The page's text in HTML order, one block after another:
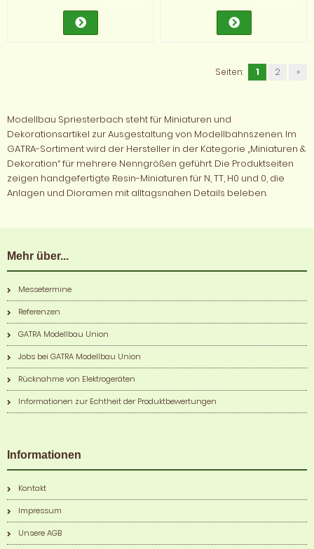
Seiten: 1 2 »
Modellbau Spriesterbach steht für Miniaturen und
Dekorationsartikel zur Ausgestaltung von Modellbahnszenen. Im
GATRA-Sortiment wird der Hersteller in der Kategorie „Miniaturen &
Dekoration“ für mehrere Nenngrößen geführt. Die Produktseiten
zeigen handgefertigte Resin-Miniaturen für N, TT, H0 und 0, die
Anlagen und Dioramen mit alltagsnahen Details beleben.
Mehr über...
Messetermine
Referenzen
GATRA Modellbau Union
Jobs bei GATRA Modellbau Union
Rücknahme von Elektrogeräten
Informationen zur Echtheit der Produktbewertungen
Informationen
Kontakt
Impressum
Unsere AGB